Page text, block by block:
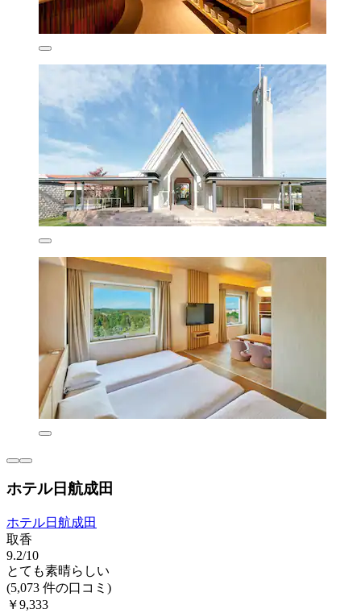
ホテル日航成田
ホテル日航成田
取香
9.2/10
とても素晴らしい
(5,073 件の口コミ)
￥9,333